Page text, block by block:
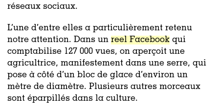
réseaux sociaux.
L’une d’entre elles a particulièrement retenu
notre attention. Dans un reel Facebook qui
comptabilise 127 000 vues, on aperçoit une
agricultrice, manifestement dans une serre, qui
pose à côté d’un bloc de glace d’environ un
mètre de diamètre. Plusieurs autres morceaux
sont éparpillés dans la culture.